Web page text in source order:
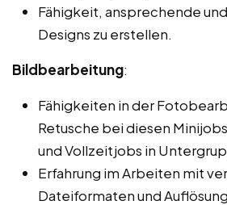
Fähigkeit, ansprechende
Designs zu erstellen.
Bildbearbeitung:
Fähigkeiten in der
Retusche bei diesen
und Vollzeitjobs in
Erfahrung im Arbeiten mit
Dateiformaten und